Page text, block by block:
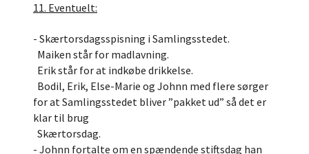
11. Eventuelt:
- Skærtorsdagsspisning i Samlingsstedet.
Maiken står for madlavning.
Erik står for at indkøbe drikkelse.
Bodil, Erik, Else-Marie og Johnn med flere sørger
for at Samlingsstedet bliver ”pakket ud” så det er
klar til brug
Skærtorsdag.
- Johnn fortalte om en spændende stiftsdag han